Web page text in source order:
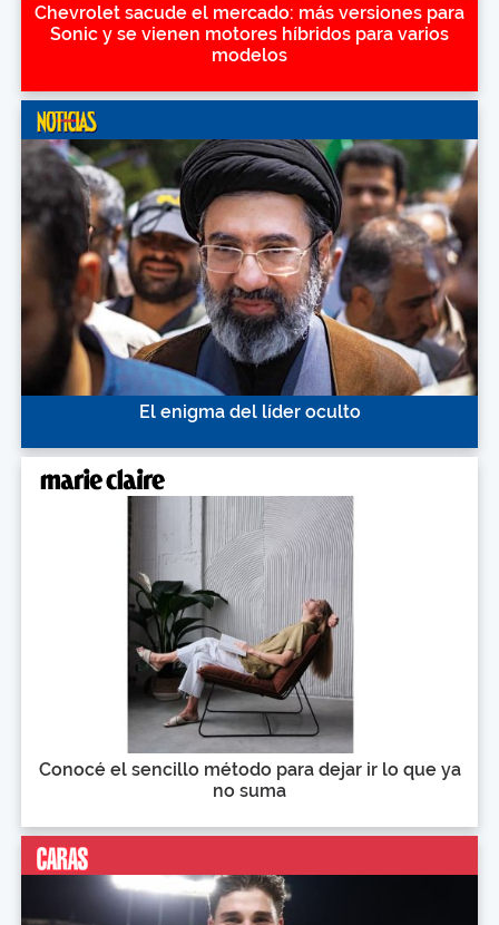
Chevrolet sacude el mercado: más versiones para
Sonic y se vienen motores híbridos para varios
modelos
El enigma del líder oculto
Conocé el sencillo método para dejar ir lo que ya
no suma